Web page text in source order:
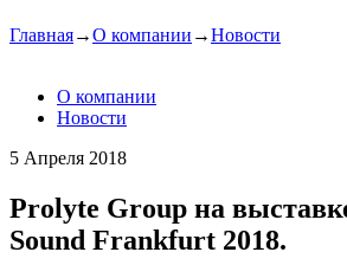
Главная→О компании →Новости
О компании
Новости
5 Апреля 2018
Prolyte Group на
Sound Frankfurt 2018.